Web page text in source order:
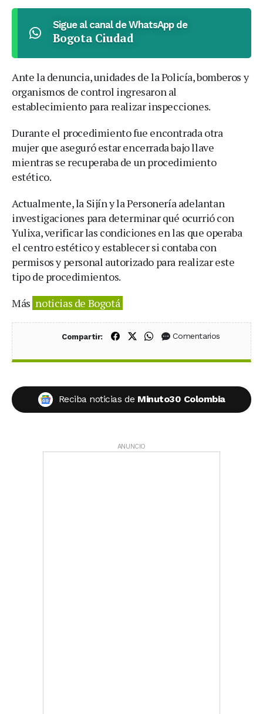
Sigue al canal de WhatsApp de
Bogota Ciudad
Ante la denuncia, unidades de la Policía, bomberos y
organismos de control ingresaron al
establecimiento para realizar inspecciones.
Durante el procedimiento fue encontrada otra
mujer que aseguró estar encerrada bajo llave
mientras se recuperaba de un procedimiento
estético.
Actualmente, la Sijín y la Personería adelantan
investigaciones para determinar qué ocurrió con
Yulixa, verificar las condiciones en las que operaba
el centro estético y establecer si contaba con
permisos y personal autorizado para realizar este
tipo de procedimientos.
Más noticias de Bogotá
Compartir: Compartir en Facebook
Compartir en X (Twitter)
Compartir en WhatsApp
Comentarios
Reciba noticias de Minuto30 Colombia
ANUNCIO